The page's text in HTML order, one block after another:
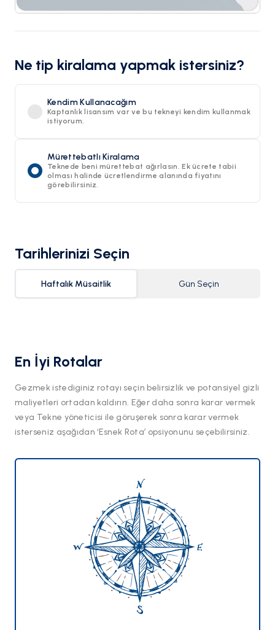
Ne tip kiralama yapmak istersiniz?
Kendim Kullanacağım
Kaptanlık lisansım var ve bu tekneyi kendim kullanmak
istiyorum.
Mürettebatlı Kiralama
Teknede beni mürettebat ağırlasın. Ek ücrete tabii
olması halinde ücretlendirme alanında fiyatını
görebilirsiniz.
Tarihlerinizi Seçin
Haftalık Müsaitlik Gün Seçin
En İyi Rotalar
Gezmek istediginiz rotayı seçin belirsizlik ve potansiyel gizli
maliyetleri ortadan kaldırın. Eğer daha sonra karar vermek
veya Tekne yöneticisi ile göruşerek sonra karar vermek
isterseniz aşağıdan ‘Esnek Rota’ opsiyonunu seçebilirsiniz.